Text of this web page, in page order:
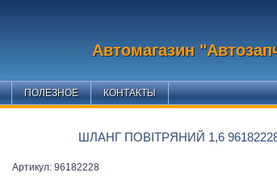
Автомагазин
ПОЛЕЗНОЕ КОНТАКТЫ
ШЛАНГ ПОВІТРЯНИЙ 1,6
Артикул: 96182228